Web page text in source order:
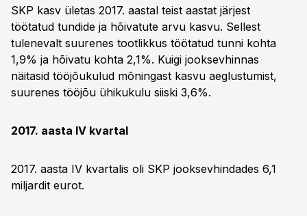
SKP kasv ületas 2017. aastal teist aastat järjest
töötatud tundide ja hõivatute arvu kasvu. Sellest
tulenevalt suurenes tootlikkus töötatud tunni kohta
1,9% ja hõivatu kohta 2,1%. Kuigi jooksevhinnas
näitasid tööjõukulud mõningast kasvu aeglustumist,
suurenes tööjõu ühikukulu siiski 3,6%.
2017. aasta IV kvartal
2017. aasta IV kvartalis oli SKP jooksevhindades 6,1
miljardit eurot.